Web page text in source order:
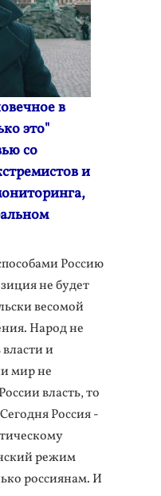
в
это"
со
и
Россию
не будет
весомой
Народ не
и
мир не
власть, то
Россия -
режим
россиянам. И